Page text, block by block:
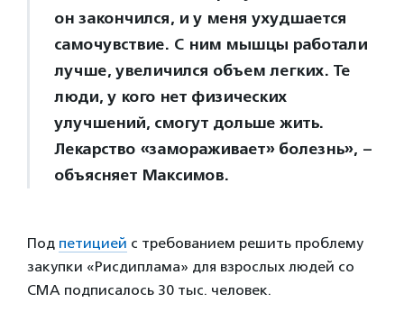
он закончился, и у меня ухудшается
самочувствие. С ним мышцы работали
лучше, увеличился объем легких. Те
люди, у кого нет физических
улучшений, смогут дольше жить.
Лекарство «замораживает» болезнь», –
объясняет Максимов.
Под петицией с требованием решить проблему
закупки «Рисдиплама» для взрослых людей со
СМА подписалось 30 тыс. человек.